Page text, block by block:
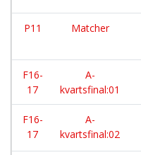
P11 Matcher
F16-
17
A-
kvartsfinal:01
F16-
17
A-
kvartsfinal:02